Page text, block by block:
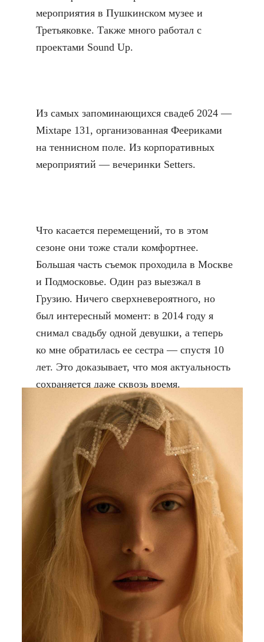
мероприятия в Пушкинском музее и
Третьяковке. Также много работал с
проектами Sound Up.
Из самых запоминающихся свадеб 2024 —
Mixtape 131, организованная Феериками
на теннисном поле. Из корпоративных
мероприятий — вечеринки Setters.
Что касается перемещений, то в этом
сезоне они тоже стали комфортнее.
Большая часть съемок проходила в Москве
и Подмосковье. Один раз выезжал в
Грузию. Ничего сверхневероятного, но
был интересный момент: в 2014 году я
снимал свадьбу одной девушки, а теперь
ко мне обратилась ее сестра — спустя 10
лет. Это доказывает, что моя актуальность
сохраняется даже сквозь время.